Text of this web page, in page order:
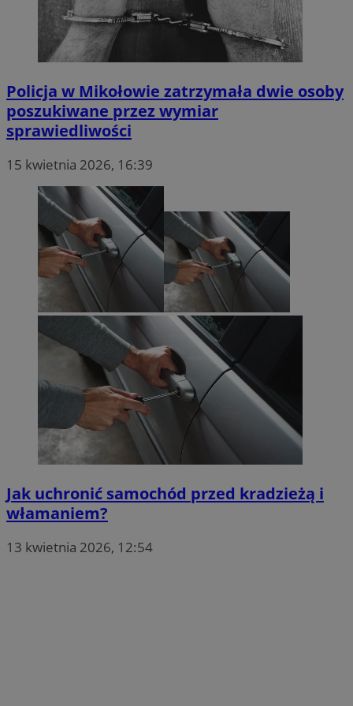
Policja w Mikołowie zatrzymała dwie osoby
poszukiwane przez wymiar
sprawiedliwości
15 kwietnia 2026, 16:39
Jak uchronić samochód przed kradzieżą i
włamaniem?
13 kwietnia 2026, 12:54